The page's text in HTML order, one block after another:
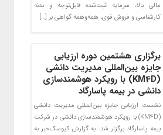
مالی بالا، سرمایه ثبت‌شده قابل‌توجه و بدنه
کارشناسی و فروش قوی، همه‌و‌همه گواهی بر […]
برگزاری هشتمین دوره ارزیابی
جایزه بین‌المللی مدیریت دانشی
(KM4D) با رویکرد هوشمندسازی
دانشی در بیمه پاسارگاد
نشست ارزیابی جایزه بین‌المللی مدیریت دانشی
(KM4D) با رویکرد هوشمندسازی دانشی در شرکت
بیمه پاسارگاد برگزار شد. به گزارش کیوسک‌خبر به